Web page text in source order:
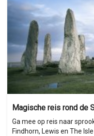
Magische reis rond de
Ga mee op reis naar
Findhorn, Lewis en The